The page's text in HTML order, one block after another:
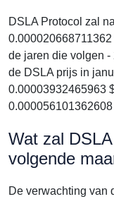
DSLA Protocol zal
de jaren die volgen
de DSLA prijs in
0.00003932465963
Wat zal
volgende
De verwachting van